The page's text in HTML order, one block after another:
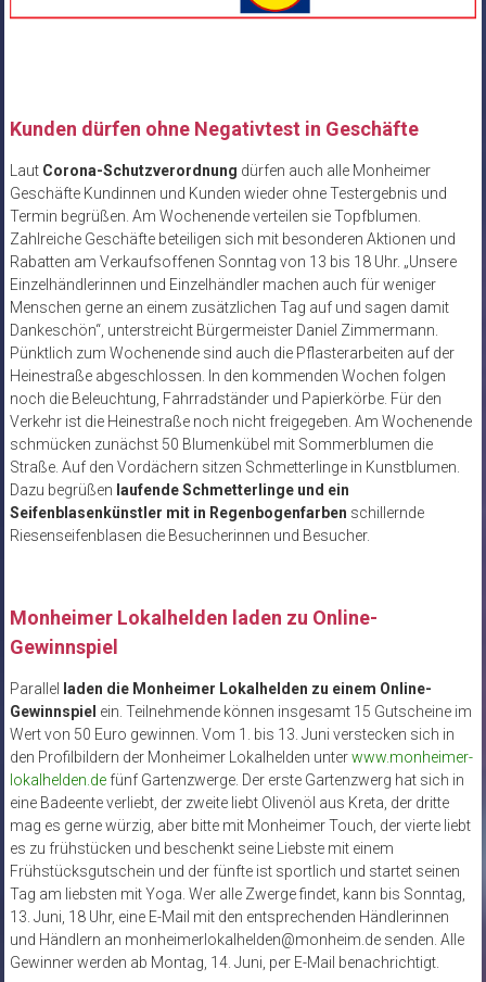
Kunden dürfen ohne Negativtest in Geschäfte
Laut Corona-Schutzverordnung dürfen auch alle Monheimer
Geschäfte Kundinnen und Kunden wieder ohne Testergebnis und
Termin begrüßen. Am Wochenende verteilen sie Topfblumen.
Zahlreiche Geschäfte beteiligen sich mit besonderen Aktionen und
Rabatten am Verkaufsoffenen Sonntag von 13 bis 18 Uhr. „Unsere
Einzelhändlerinnen und Einzelhändler machen auch für weniger
Menschen gerne an einem zusätzlichen Tag auf und sagen damit
Dankeschön“, unterstreicht Bürgermeister Daniel Zimmermann.
Pünktlich zum Wochenende sind auch die Pflasterarbeiten auf der
Heinestraße abgeschlossen. In den kommenden Wochen folgen
noch die Beleuchtung, Fahrradständer und Papierkörbe. Für den
Verkehr ist die Heinestraße noch nicht freigegeben. Am Wochenende
schmücken zunächst 50 Blumenkübel mit Sommerblumen die
Straße. Auf den Vordächern sitzen Schmetterlinge in Kunstblumen.
Dazu begrüßen laufende Schmetterlinge und ein
Seifenblasenkünstler mit in Regenbogenfarben schillernde
Riesenseifenblasen die Besucherinnen und Besucher.
Monheimer Lokalhelden laden zu Online-
Gewinnspiel
Parallel
laden die Monheimer Lokalhelden zu einem Online-
Gewinnspiel ein. Teilnehmende können insgesamt 15 Gutscheine im
Wert von 50 Euro gewinnen. Vom 1. bis 13. Juni verstecken sich in
den Profilbildern der Monheimer Lokalhelden unterwww.monheimer-
lokalhelden.defünf Gartenzwerge. Der erste Gartenzwerg hat sich in
eine Badeente verliebt, der zweite liebt Olivenöl aus Kreta, der dritte
mag es gerne würzig, aber bitte mit Monheimer Touch, der vierte liebt
es zu frühstücken und beschenkt seine Liebste mit einem
Frühstücksgutschein und der fünfte ist sportlich und startet seinen
Tag am liebsten mit Yoga. Wer alle Zwerge findet, kann bis Sonntag,
13. Juni, 18 Uhr, eine E-Mail mit den entsprechenden Händlerinnen
und Händlern an monheimerlokalhelden@monheim.de senden. Alle
Gewinner werden ab Montag, 14. Juni, per E-Mail benachrichtigt.